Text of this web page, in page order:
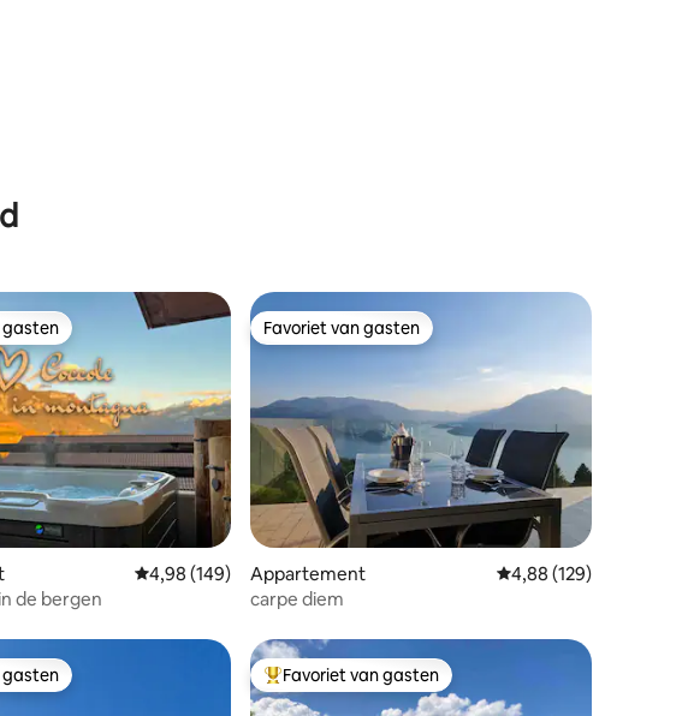
4,99 uit 5, 109 recensies
4,94 uit 5, 422 recensies
gasten
gasten
Gemiddelde beoordeling van 4,98 uit 5, 149 recensies
4,98 (149)
de bergen
Favoriet van gasten
Favoriet van gasten
Appartement Gemiddelde
4,88 (129)
carpe diem
gasten
gasten Topfavoriet van gasten
Favoriet van gasten